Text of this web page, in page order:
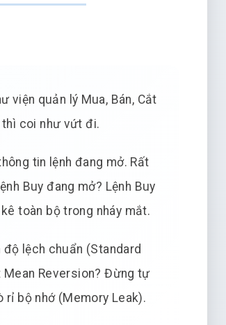
viện quản lý Mua, Bán, Cắt
thì coi như vứt đi.
tin lệnh đang mở. Rất
Buy đang mở? Lệnh Buy
toàn bộ trong nháy mắt.
độ lệch chuẩn (Standard
Mean Reversion? Đừng tự
rỉ bộ nhớ (Memory Leak).